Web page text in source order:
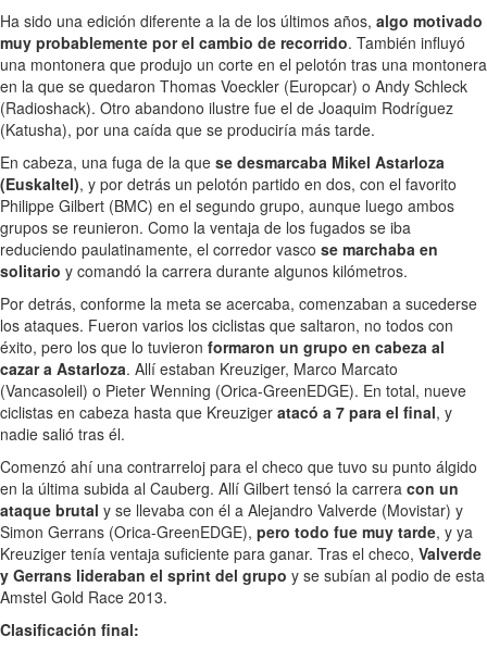
Ha sido una edición diferente a la de los últimos años, algo motivado
muy probablemente por el cambio de recorrido. También influyó
una montonera que produjo un corte en el pelotón tras una montonera
en la que se quedaron Thomas Voeckler (Europcar) o Andy Schleck
(Radioshack). Otro abandono ilustre fue el de Joaquim Rodríguez
(Katusha), por una caída que se produciría más tarde.
En cabeza, una fuga de la que se desmarcaba Mikel Astarloza
(Euskaltel), y por detrás un pelotón partido en dos, con el favorito
Philippe Gilbert (BMC) en el segundo grupo, aunque luego ambos
grupos se reunieron. Como la ventaja de los fugados se iba
reduciendo paulatinamente, el corredor vasco se marchaba en
solitario y comandó la carrera durante algunos kilómetros.
Por detrás, conforme la meta se acercaba, comenzaban a sucederse
los ataques. Fueron varios los ciclistas que saltaron, no todos con
éxito, pero los que lo tuvieron formaron un grupo en cabeza al
cazar a Astarloza. Allí estaban Kreuziger, Marco Marcato
(Vancasoleil) o Pieter Wenning (Orica-GreenEDGE). En total, nueve
ciclistas en cabeza hasta que Kreuziger atacó a 7 para el final, y
nadie salió tras él.
Comenzó ahí una contrarreloj para el checo que tuvo su punto álgido
en la última subida al Cauberg. Allí Gilbert tensó la carrera con un
ataque brutal y se llevaba con él a Alejandro Valverde (Movistar) y
Simon Gerrans (Orica-GreenEDGE), pero todo fue muy tarde, y ya
Kreuziger tenía ventaja suficiente para ganar. Tras el checo, Valverde
y Gerrans lideraban el sprint del grupo y se subían al podio de esta
Amstel Gold Race 2013.
Clasificación final: